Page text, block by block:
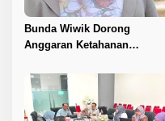
Bunda Wiwik Dorong
Anggaran Ketahanan